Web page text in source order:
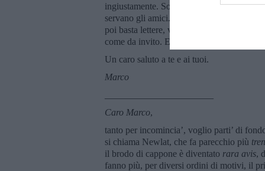
ingiustamente. Sono lagne ripetitive,
servano gli amici. A prenderci come
poi basta lettere, verso Natale, quando
come da invito. E il brodo di cappone. Con
Un caro saluto a te e ai tuoi.
Marco
Caro Marco,
tanto per incomincia’, voglio parti’ di
si chiama Newlat, che fa parecchio più
il brodo di cappone è diventato rara avis,
fanno più, per diversi ordini di motivi, il